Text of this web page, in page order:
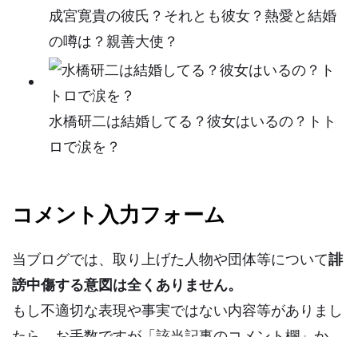
成宮寛貴の彼氏？それとも彼女？熱愛と結婚
の噂は？親善大使？
水橋研二は結婚してる？彼女はいるの？トト
ロで涙を？
コメント入力フォーム
当ブログでは、取り上げた人物や団体等について誹
謗中傷する意図は全くありません。
もし不適切な表現や事実ではない内容等がありまし